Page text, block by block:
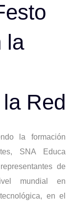
la
Red
la formación
SNA Educa
de
mundial en
en el